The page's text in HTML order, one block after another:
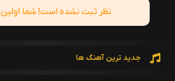
نظر ثبت نشده است! شما
جدید ترین آهنگ ها